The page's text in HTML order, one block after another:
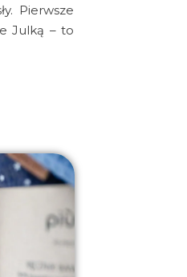
Pierwsze
Julką – to